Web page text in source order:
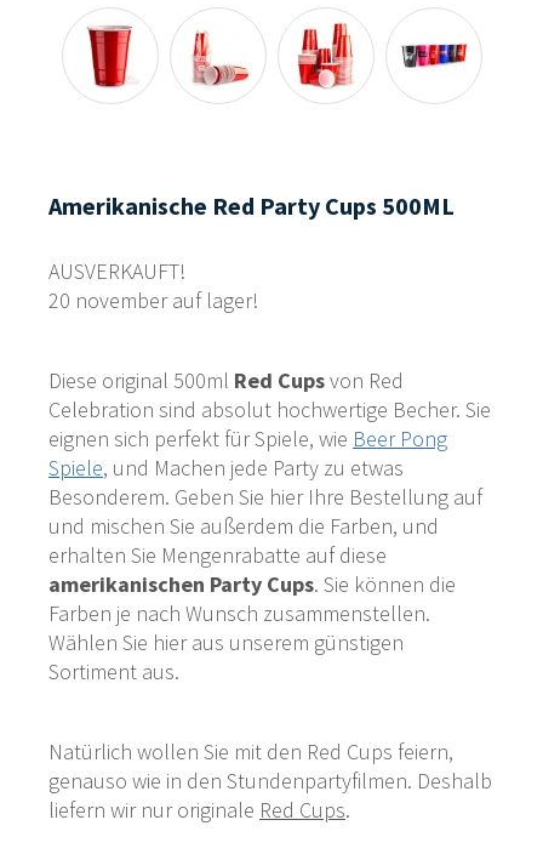
Amerikanische Red Party Cups 500ML
AUSVERKAUFT!
20 november auf lager!
Diese original 500ml Red Cupsvon Red
Celebration sind absolut hochwertige Becher. Sie
eignen sich perfekt für Spiele, wie Beer Pong
Spiele, und Machen jede Party zu etwas
Besonderem. Geben Sie hier Ihre Bestellung auf
und mischen Sie außerdem die Farben, und
erhalten Sie Mengenrabatte auf diese
amerikanischen Party Cups. Sie können die
Farben je nach Wunsch zusammenstellen.
Wählen Sie hier aus unserem günstigen
Sortiment aus.
Natürlich wollen Sie mit den Red Cups feiern,
genauso wie in den Stundenpartyfilmen. Deshalb
liefern wir nur originale Red Cups.